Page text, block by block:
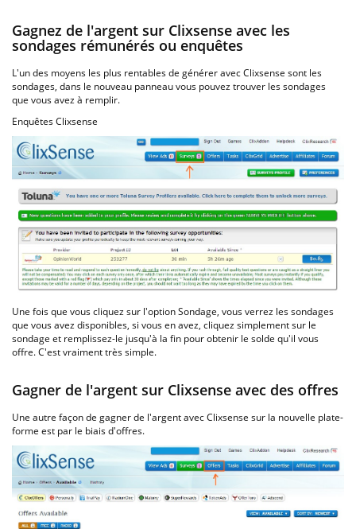
Gagnez de l'argent sur Clixsense avec les
sondages rémunérés ou enquêtes
L'un des moyens les plus rentables de générer avec Clixsense sont les
sondages, dans le nouveau panneau vous pouvez trouver les sondages
que vous avez à remplir.
Enquêtes Clixsense
Une fois que vous cliquez sur l'option Sondage, vous verrez les sondages
que vous avez disponibles, si vous en avez, cliquez simplement sur le
sondage et remplissez-le jusqu'à la fin pour obtenir le solde qu'il vous
offre. C'est vraiment très simple.
Gagner de l'argent sur Clixsense avec des offres
Une autre façon de gagner de l'argent avec Clixsense sur la nouvelle plate-
forme est par le biais d'offres.